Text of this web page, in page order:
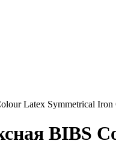
Latex Symmetrical Iron
BIBS